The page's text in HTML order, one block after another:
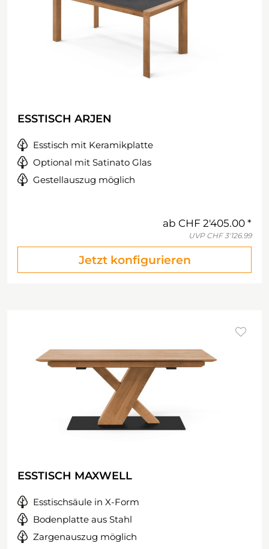
ESSTISCH ARJEN
Esstisch mit Keramikplatte
Optional mit Satinato Glas
Gestellauszug möglich
ab CHF 2'405.00
UVP CHF 3'126.99
Jetzt konfigurieren
ESSTISCH MAXWELL
Esstischsäule in X-Form
Bodenplatte aus Stahl
Zargenauszug möglich